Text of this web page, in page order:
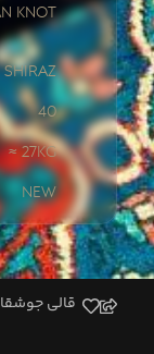
knot
Shiraz
40
≈ 27kg
New